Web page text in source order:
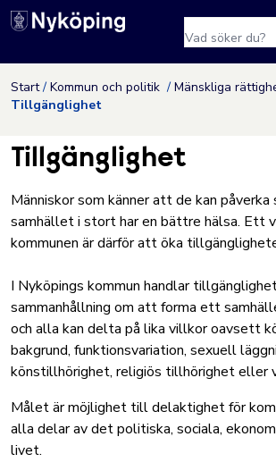
Hoppa till innehåll
Nyköpings
results.
Start Kommun och politik
Mänskliga
Tillgänglighet
Tillgänglighet
Människor som känner att de kan påverka
samhället i stort har en bättre hälsa. Ett
kommunen är därför att öka
I Nyköpings kommun handlar
sammanhållning om att forma ett
och alla kan delta på lika villkor oavsett
bakgrund, funktionsvariation, sexuell
könstillhörighet, religiös tillhörighet eller
Målet är möjlighet till delaktighet för
alla delar av det politiska, sociala,
livet.